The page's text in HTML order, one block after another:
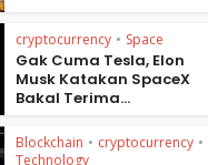
cryptocurrency • Space
Gak Cuma Tesla, Elon
Musk Katakan SpaceX
Bakal Terima...
Blockchain • cryptocurrency •
Technology